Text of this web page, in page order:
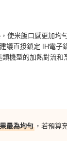
使米飯口感更加均
議直接鎖定 IH電子
機型的加熱對流和
最為均勻 ，若預算